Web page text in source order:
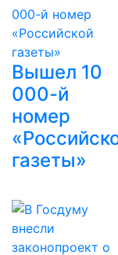
Вышел 10
000-й
номер
газеты»